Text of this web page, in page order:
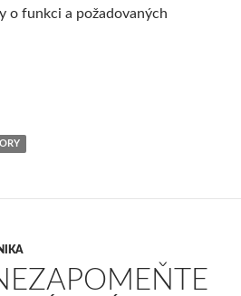
o funkci a požadovaných
PCB Factory – dobrodružství s